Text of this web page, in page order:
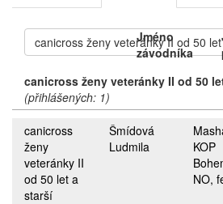
canicross ženy veteránky II od 50
Jméno
závodníka
canicross ženy veteránky II od 50
(přihlášených: 1)
canicross
ženy
veteránky II
od 50 let a
starší
Šmídová
Ludmila
KOP
NO,